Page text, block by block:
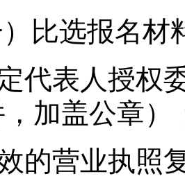
）比选报名材
代表人授权
加盖公章）
的营业执照